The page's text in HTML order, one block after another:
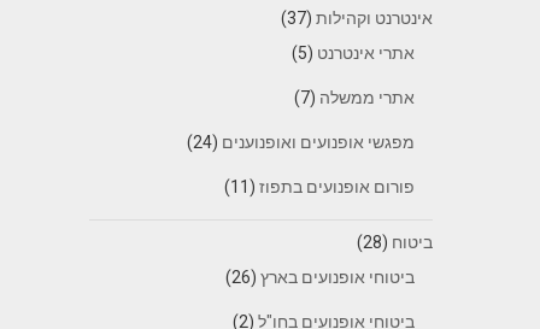
אינטרנט וקהילות(37)
אתרי אינטרנט (5)
אתרי ממשלה (7)
מפגשי אופנועים ואופנוענים (24)
פורום אופנועים בתפוז(11)
ביטוח (28)
ביטוחי אופנועים בארץ(26)
ביטוחי אופנועים בחו"ל(2)